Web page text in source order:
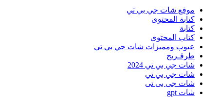
موقع شات جي بي تي
كتابة المحتوى
كتابة
كتاب المحتوى
عيوب ومميزات شات جي بي تي
طرقـربح
شات جي بي تي 2024
شات جي بي تي
شات جى بى تى
شات gpt